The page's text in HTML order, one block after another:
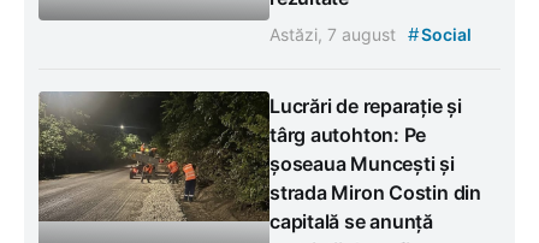
Astăzi, 7 august #Social
Lucrări de reparație și
târg autohton: Pe
șoseaua Muncești și
strada Miron Costin din
capitală se anunță